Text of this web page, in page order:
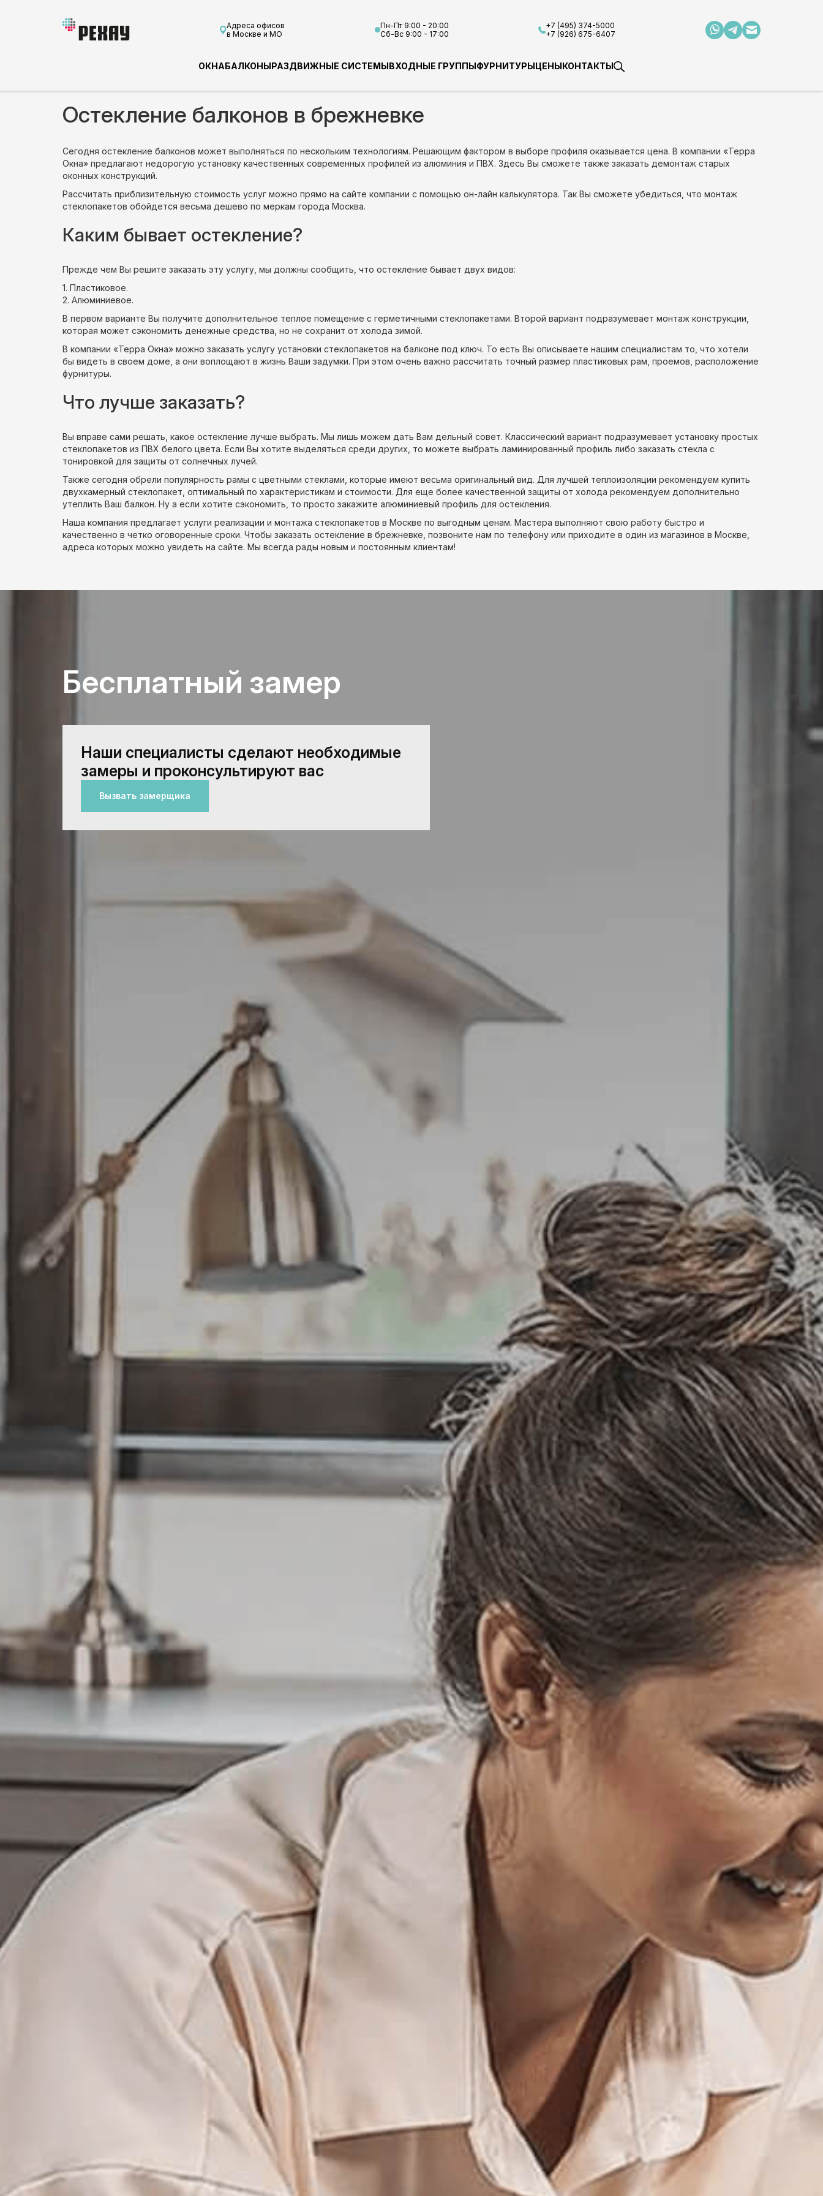
Адреса офисов
в Москве и МО
Пн-Пт 9:00 - 20:00
Сб-Вс 9:00 - 17:00
+7 (495) 374-5000
+7 (926) 675-6407
ОКНАБАЛКОНЫРАЗДВИЖНЫЕ СИСТЕМЫВХОДНЫЕ ГРУППЫФУРНИТУРЫЦЕНЫКОНТАКТЫ
Остекление балконов в брежневке
Сегодня остекление балконов может выполняться по нескольким технологиям. Решающим фактором в выборе профиля оказывается цена. В компании «Терра
Окна» предлагают недорогую установку качественных современных профилей из алюминия и ПВХ. Здесь Вы сможете также заказать демонтаж старых
оконных конструкций.
Рассчитать приблизительную стоимость услуг можно прямо на сайте компании с помощью он-лайн калькулятора. Так Вы сможете убедиться, что монтаж
стеклопакетов обойдется весьма дешево по меркам города Москва.
Каким бывает остекление?
Прежде чем Вы решите заказать эту услугу, мы должны сообщить, что остекление бывает двух видов:
1. Пластиковое.
2. Алюминиевое.
В первом варианте Вы получите дополнительное теплое помещение с герметичными стеклопакетами. Второй вариант подразумевает монтаж конструкции,
которая может сэкономить денежные средства, но не сохранит от холода зимой.
В компании «Терра Окна» можно заказать услугу установки стеклопакетов на балконе под ключ. То есть Вы описываете нашим специалистам то, что хотели
бы видеть в своем доме, а они воплощают в жизнь Ваши задумки. При этом очень важно рассчитать точный размер пластиковых рам, проемов, расположение
фурнитуры.
Что лучше заказать?
Вы вправе сами решать, какое остекление лучше выбрать. Мы лишь можем дать Вам дельный совет. Классический вариант подразумевает установку простых
стеклопакетов из ПВХ белого цвета. Если Вы хотите выделяться среди других, то можете выбрать ламинированный профиль либо заказать стекла с
тонировкой для защиты от солнечных лучей.
Также сегодня обрели популярность рамы с цветными стеклами, которые имеют весьма оригинальный вид. Для лучшей теплоизоляции рекомендуем купить
двухкамерный стеклопакет, оптимальный по характеристикам и стоимости. Для еще более качественной защиты от холода рекомендуем дополнительно
утеплить Ваш балкон. Ну а если хотите сэкономить, то просто закажите алюминиевый профиль для остекления.
Наша компания предлагает услуги реализации и монтажа стеклопакетов в Москве по выгодным ценам. Мастера выполняют свою работу быстро и
качественно в четко оговоренные сроки. Чтобы заказать остекление в брежневке, позвоните нам по телефону или приходите в один из магазинов в Москве,
адреса которых можно увидеть на сайте. Мы всегда рады новым и постоянным клиентам!
Бесплатный замер
Наши специалисты сделают необходимые
замеры и проконсультируют вас
Вызвать замерщика